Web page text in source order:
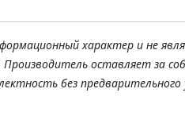
характер и не
оставляет за
без предварительного